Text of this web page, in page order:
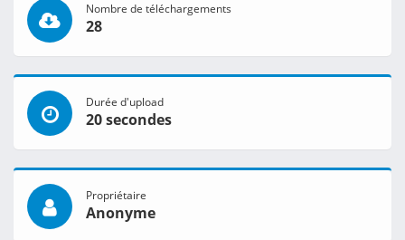
Nombre de téléchargements
28
Durée d'upload
20 secondes
Propriétaire
Anonyme